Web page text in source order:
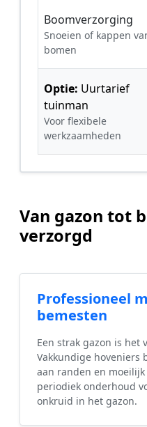
Boomverzorging
Snoeien of kappen
bomen
Optie: Uurtarief
tuinman
Voor flexibele
werkzaamheden
Van gazon tot
verzorgd
Professioneel
bemesten
Een strak gazon is het
Vakkundige hoveniers
aan randen en
periodiek onderhoud
onkruid in het gazon.